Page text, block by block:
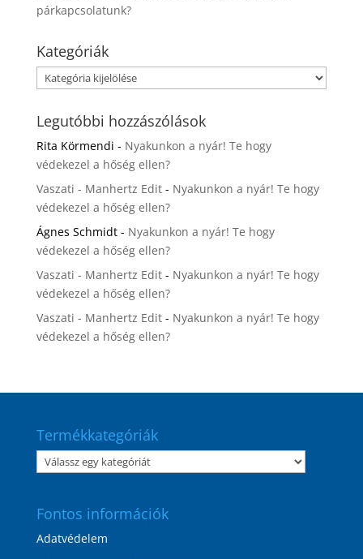
párkapcsolatunk?
Kategóriák
Kategóriák
Legutóbbi hozzászólások
Rita Körmendi - Nyakunkon a nyár! Te hogy
védekezel a hőség ellen?
Vaszati - Manhertz Edit- Nyakunkon a nyár! Te hogy
védekezel a hőség ellen?
Ágnes Schmidt- Nyakunkon a nyár! Te hogy
védekezel a hőség ellen?
Vaszati - Manhertz Edit- Nyakunkon a nyár! Te hogy
védekezel a hőség ellen?
Vaszati - Manhertz Edit- Nyakunkon a nyár! Te hogy
védekezel a hőség ellen?
Termékkategóriák
Fontos információk
Adatvédelem